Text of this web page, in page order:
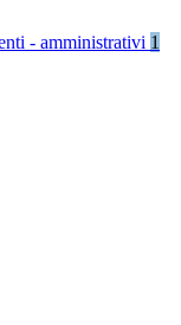
- amministrativi 1